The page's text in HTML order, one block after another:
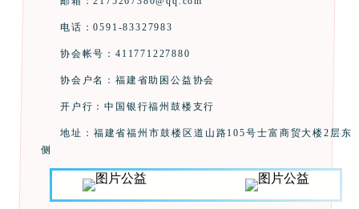
电话：0591-83327983
协会帐号：411771227880
协会户名：福建省助困公益协会
开户行：中国银行福州鼓楼支行
地址：福建省福州市鼓楼区道山路105号士富商贸大楼2层东
侧